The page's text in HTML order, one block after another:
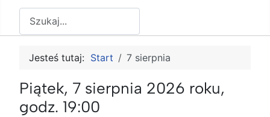
Jesteś tutaj: Start 7 sierpnia
Piątek, 7 sierpnia 2026 roku,
godz. 19:00